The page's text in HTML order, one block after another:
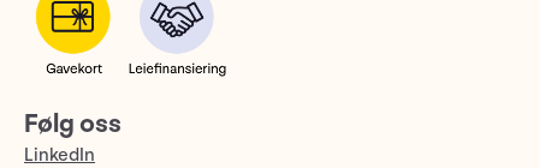
Følg oss
LinkedIn